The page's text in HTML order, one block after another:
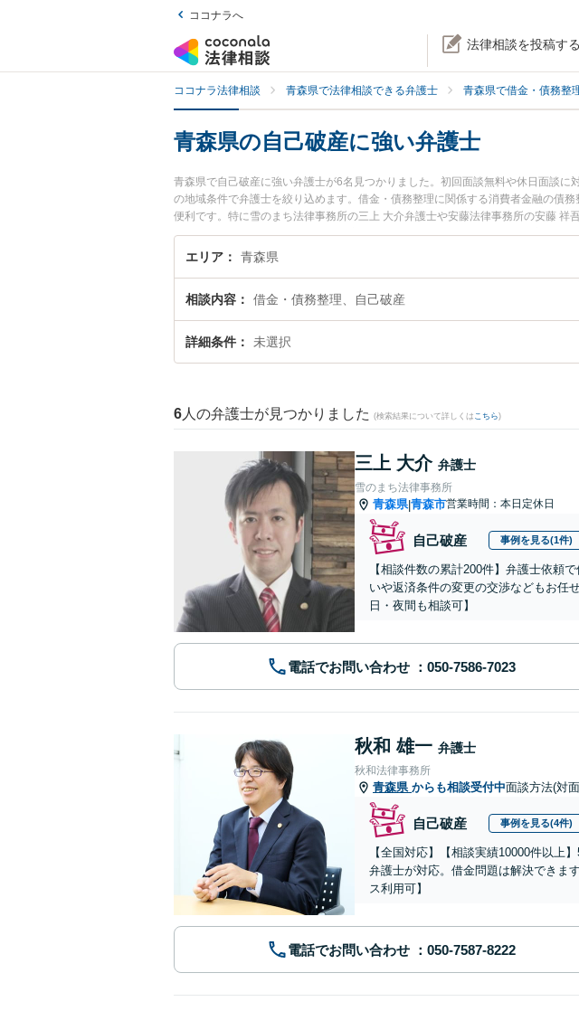
ココナラへ
法律相談を投稿する
ココナラ法律相談 青森県で法律相談できる弁護士 青森県で借金・債務整
青森県の自己破産に強い弁護士
青森県で自己破産に強い弁護士が6名見つかりました。初回面談無料や休日面談
の地域条件で弁護士を絞り込めます。借金・債務整理に関係する消費者金融の債
便利です。特に雪のまち法律事務所の三上 大介弁護士や安藤法律事務所の安藤
ール情報や弁護士費用、強みなどが注目されています。『青森県で土日や夜間に
富な近くの弁護士を検索したい』『初回相談無料で自己破産を法律相談できる青
エリア 青森県
相談内容 借金・債務整理、自己破産
詳細条件 未選択
6 人の弁護士が見つかりました (検索結果について詳しくは こちら)
三上 大介 弁護士
雪のまち法律事務所
青森県|青森市営業時間：本日定休日
自己破産 事例を見る(1件)
【相談件数の累計200件】弁護士依頼
いや返済条件の変更の交渉などもお任
日・夜間も相談可】
電話でお問い合わせ
秋和 雄一 弁護士
秋和法律事務所
青森県 からも相談受付中面談方法(対
自己破産 事例を見る(4件)
【全国対応】【相談実績10000件以上
弁護士が対応。借金問題は解決できま
ス利用可】
電話でお問い合わせ